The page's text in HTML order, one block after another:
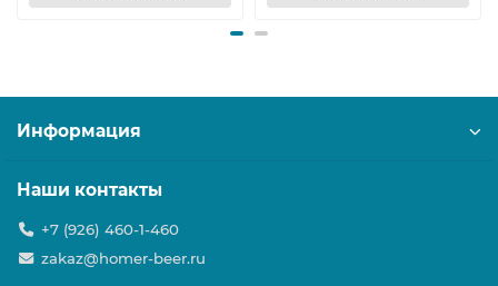
Информация
Наши контакты
+7 (926) 460-1-460
zakaz@homer-beer.ru